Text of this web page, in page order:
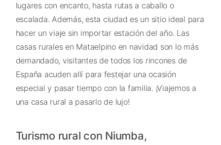
lugares con encanto, hasta rutas a caballo o
escalada. Además, esta ciudad es un sitio ideal para
hacer un viaje sin importar estación del año. Las
casas rurales en Mataelpino en navidad son lo más
demandado, visitantes de todos los rincones de
España acuden allí para festejar una ocasión
especial y pasar tiempo con la familia. ¡Viajemos a
una casa rural a pasarlo de lujo!
Turismo rural con Niumba,